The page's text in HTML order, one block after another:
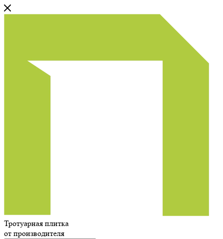
Тротуарная плитка
от производителя